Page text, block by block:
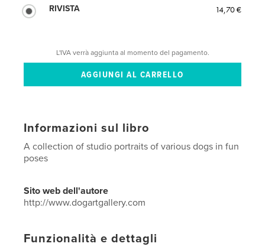
RIVISTA
14,70 €
L'IVA verrà aggiunta al momento del pagamento.
Informazioni sul libro
A collection of studio portraits of various dogs in fun
poses
Sito web dell'autore
http://www.dogartgallery.com
Funzionalità e dettagli